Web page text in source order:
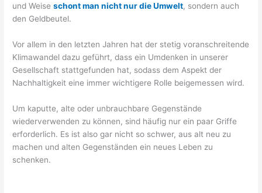
und Weiseschont man nicht nur die Umwelt, sondern auch
den Geldbeutel.
Vor allem in den letzten Jahren hat der stetig voranschreitende
Klimawandel dazu geführt, dass ein Umdenken in unserer
Gesellschaft stattgefunden hat, sodass dem Aspekt der
Nachhaltigkeit eine immer wichtigere Rolle beigemessen wird.
Um kaputte, alte oder unbrauchbare Gegenstände
wiederverwenden zu können, sind häufig nur ein paar Griffe
erforderlich. Es ist also gar nicht so schwer, aus alt neu zu
machen und alten Gegenständen ein neues Leben zu
schenken.